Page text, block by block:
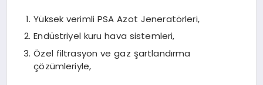
Yüksek verimli PSA Azot Jeneratörleri,
Endüstriyel kuru hava sistemleri,
Özel filtrasyon ve gaz şartlandırma
çözümleriyle,